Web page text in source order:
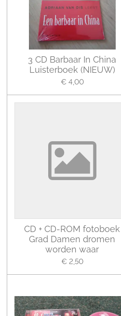
3 CD Barbaar In China
Luisterboek (NIEUW)
€ 4,00
CD + CD-ROM fotoboek
Grad Damen dromen
worden waar
€ 2,50